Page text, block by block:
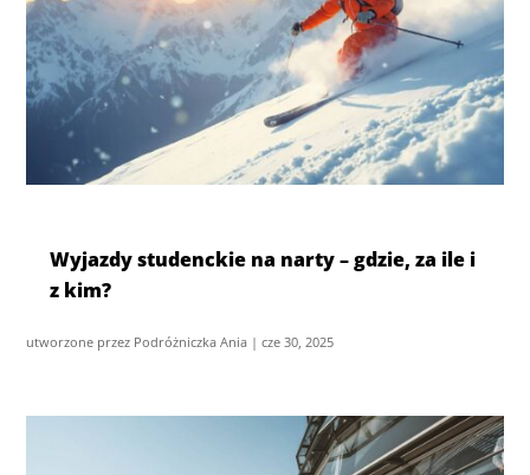
Wyjazdy studenckie na narty – gdzie, za ile i
z kim?
utworzone przez Podróżniczka Ania |cze 30, 2025